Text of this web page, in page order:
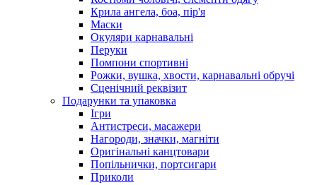
Крила ангела, боа, пір'я
Маски
Окуляри карнавальні
Перуки
Помпони спортивні
Рожки, вушка, хвости, карнавальні обручі
Сценічний реквізит
Подарунки та упаковка
Ігри
Антистреси, масажери
Нагороди, значки, магніти
Оригінальні канцтовари
Попільнички, портсигари
Приколи